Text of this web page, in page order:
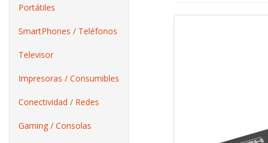
Portátiles
SmartPhones / Teléfonos
Televisor
Impresoras / Consumibles
Conectividad / Redes
Gaming / Consolas